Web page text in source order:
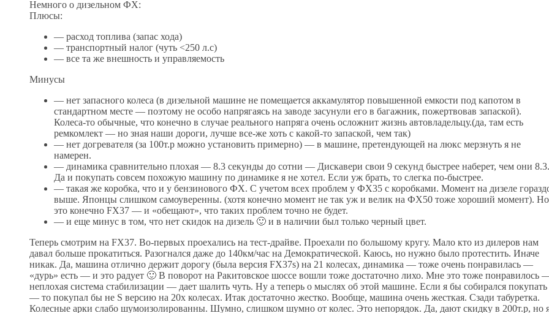
Немного о дизельном ФХ:
Плюсы:
— расход топлива (запас хода)
— транспортный налог (чуть <250 л.с)
— все та же внешность и управляемость
Минусы
— нет запасного колеса (в дизельной машине не помещается аккамулятор повышенной емкости под капотом в
стандартном месте — поэтому не особо напрягаясь на заводе засунули его в багажник, пожертвовав запаской).
Колеса-то обычные, что конечно в случае реального напряга очень осложнит жизнь автовладельцу.(да, там есть
ремкомлект — но зная наши дороги, лучше все-же хоть с какой-то запаской, чем так)
— нет догревателя (за 100т.р можно установить примерно) — в машине, претендующей на люкс мерзнуть я не
намерен.
— динамика сравнительно плохая — 8.3 секунды до сотни — Дискавери свои 9 секунд быстрее наберет, чем они 8.3.
Да и покупать совсем похожую машину по динамике я не хотел. Если уж брать, то слегка по-быстрее.
— такая же коробка, что и у бензинового ФХ. С учетом всех проблем у ФХ35 с коробками. Момент на дизеле
выше. Японцы слишком самоуверенны. (хотя конечно момент не так уж и велик на ФХ50 тоже хороший момент). Но
это конечно FX37 — и «обещают», что таких проблем точно не будет.
— и еще минус в том, что нет скидок на дизель 🙂 и в наличии был только черный цвет.
Теперь смотрим на FX37. Во-первых проехались на тест-драйве. Проехали по большому кругу. Мало кто из дилеров нам
давал больше прокатиться. Разогнался даже до 140км/час на Демократической. Каюсь, но нужно было протестить. Иначе
никак. Да, машина отлично держит дорогу (была версия FX37s) на 21 колесах, динамика — тоже очень понравилась —
«дурь» есть — и это радует 🙂 В поворот на Ракитовское шоссе вошли тоже достаточно лихо. Мне это тоже понравилось
неплохая система стабилизации — дает шалить чуть. Ну а теперь о мыслях об этой машине. Если я бы собирался покупать
— то покупал бы не S версию на 20х колесах. Итак достаточно жестко. Вообще, машина очень жесткая. Сзади табуретка.
Колесные арки слабо шумоизолированны. Шумно, слишком шумно от колес. Это непорядок. Да, дают скидку в 200т.р, но